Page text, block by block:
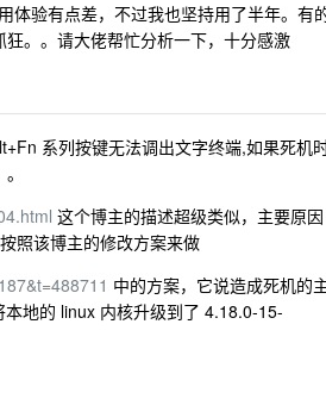
体验有点差，不过我也坚持用了半年。有
。。请大佬帮忙分析一下，十分感激
系列按键无法调出文字终端,如果死机
这个博主的描述超级类似，主要原因
照该博主的修改方案来做
中的方案，它说造成死机的
地的 linux 内核升级到了 4.18.0-15-